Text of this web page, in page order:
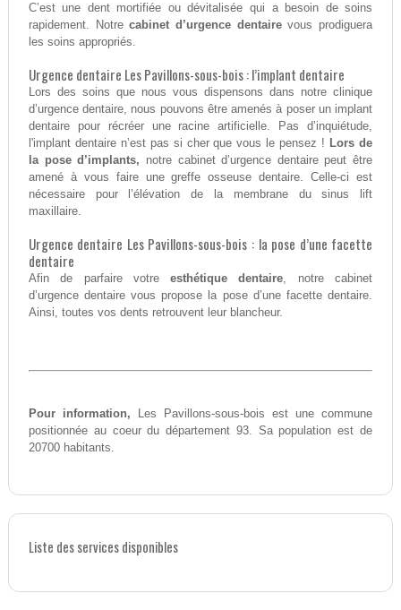
C’est une dent mortifiée ou dévitalisée qui a besoin de soins
rapidement. Notrecabinet d’urgence dentairevous prodiguera
les soins appropriés.
Urgence dentaire Les Pavillons-sous-bois : l’implant dentaire
Lors des soins que nous vous dispensons dans notre clinique
d’urgence dentaire, nous pouvons être amenés à poser un implant
dentaire pour récréer une racine artificielle. Pas d’inquiétude,
l'implant dentaire n’est pas si cher que vous le pensez ! Lors de
la pose d’implants, notre cabinet d’urgence dentaire peut être
amené à vous faire une greffe osseuse dentaire. Celle-ci est
nécessaire pour l’élévation de la membrane du sinus lift
maxillaire.
Urgence dentaire Les Pavillons-sous-bois : la pose d’une facette
dentaire
Afin de parfaire votreesthétique dentaire, notre cabinet
d’urgence dentaire vous propose la pose d’une facette dentaire.
Ainsi, toutes vos dents retrouvent leur blancheur.
Pour information, Les Pavillons-sous-bois est une commune
positionnée au coeur du département 93. Sa population est de
20700 habitants.
Liste des services disponibles